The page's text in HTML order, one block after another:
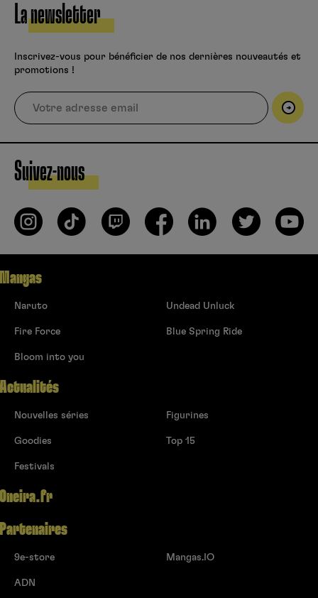
La newsletter
Inscrivez-vous pour bénéficier de nos dernières nouveautés et
promotions !
Suivez-nous
Mangas
Naruto
Fire Force
Bloom into you
Undead Unluck
Blue Spring Ride
Actualités
Nouvelles séries
Goodies
Festivals
Figurines
Top 15
Oneira.fr
Partenaires
9e-store
ADN
Mangas.IO